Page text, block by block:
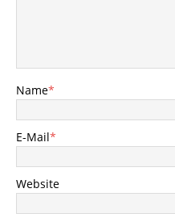
Name*
E-Mail*
Website